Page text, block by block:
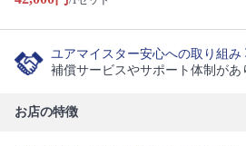
ユアマイスター安心への取り組み
補償サービスやサポート体制があ
お店の特徴